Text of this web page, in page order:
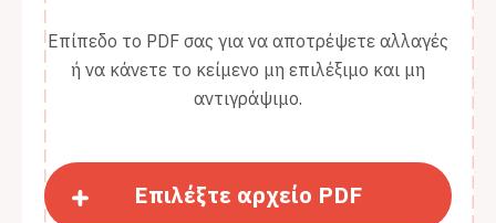
Επίπεδο το PDF σας για να αποτρέψετε αλλαγές
ή να κάνετε το κείμενο μη επιλέξιμο και μη
αντιγράψιμο.
Επιλέξτε αρχείο PDF